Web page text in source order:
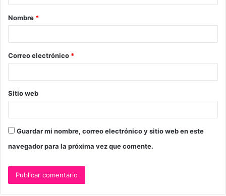
a
r
*
Nombre *
Correo electrónico *
Sitio web
Guardar mi nombre, correo electrónico y sitio web en este
navegador para la próxima vez que comente.